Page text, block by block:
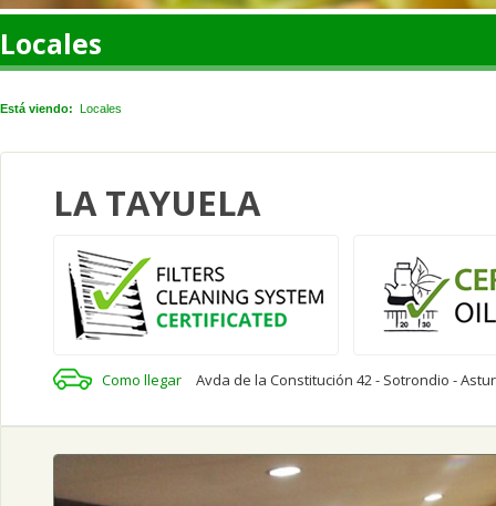
Locales
Está viendo: Locales
LA TAYUELA
Como llegar Avda de la Constitución 42 - Sotrondio -